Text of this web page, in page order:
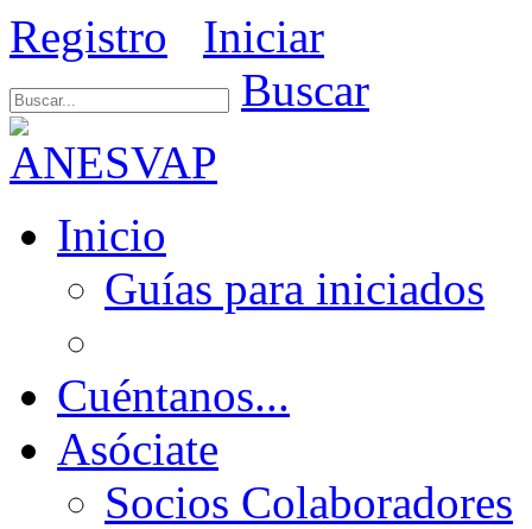
Registro
Iniciar
Buscar
Inicio
Guías para iniciados
Cuéntanos...
Asóciate
Socios Colaboradores